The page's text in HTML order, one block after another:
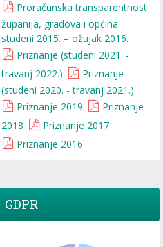
Proračunska transparentnost
županija, gradova i općina:
studeni 2015. – ožujak 2016.
Priznanje (studeni 2021. -
travanj 2022.)
Priznanje
(studeni 2020. - travanj 2021.)
Priznanje 2019
Priznanje
2018
Priznanje 2017
Priznanje 2016
GDPR